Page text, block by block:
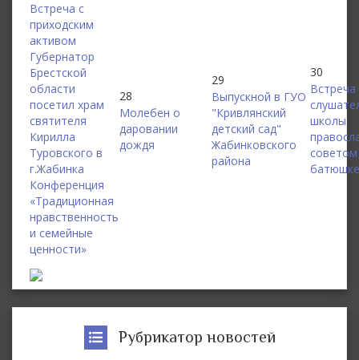
Встреча с
приходским
активом
Губернатор
Брестской
области
посетил храм
святителя
Кирилла
Туровского в
г.Жабинка
Конференция
«Традиционная
нравственность
и семейные
ценности»
28
Молебен о
даровании
дождя
29
Выпускной в ГУО
"Кривлянский
детский сад"
Жабинковского
района
30
Встреча
школы
советом
Рубрикатор новостей